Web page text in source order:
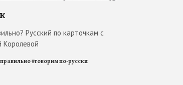
Русский по карточкам с
#говорим по-русски